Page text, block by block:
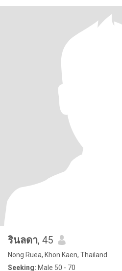
รินลดา, 45
Nong Ruea, Khon Kaen, Thailand
Seeking: Male 50 - 70